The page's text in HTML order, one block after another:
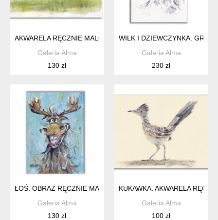
AKWARELA RĘCZNIE MALOWANA ORYGINALNA. ŁĄKA,GÓRY
Galeria Alma
130 zł
WILK I DZIEWCZYNKA.
Galeria Alma
230 zł
ŁOŚ. OBRAZ RĘCZNIE MALOWANY
Galeria Alma
130 zł
KUKAWKA. AKWARELA
Galeria Alma
100 zł